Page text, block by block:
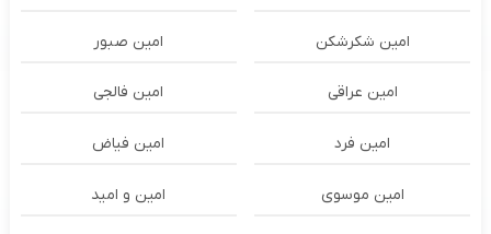
امین شکرشکن امین صبور
امین عراقی امین فالجی
امین فرد امین فیاض
امین موسوی امین و امید